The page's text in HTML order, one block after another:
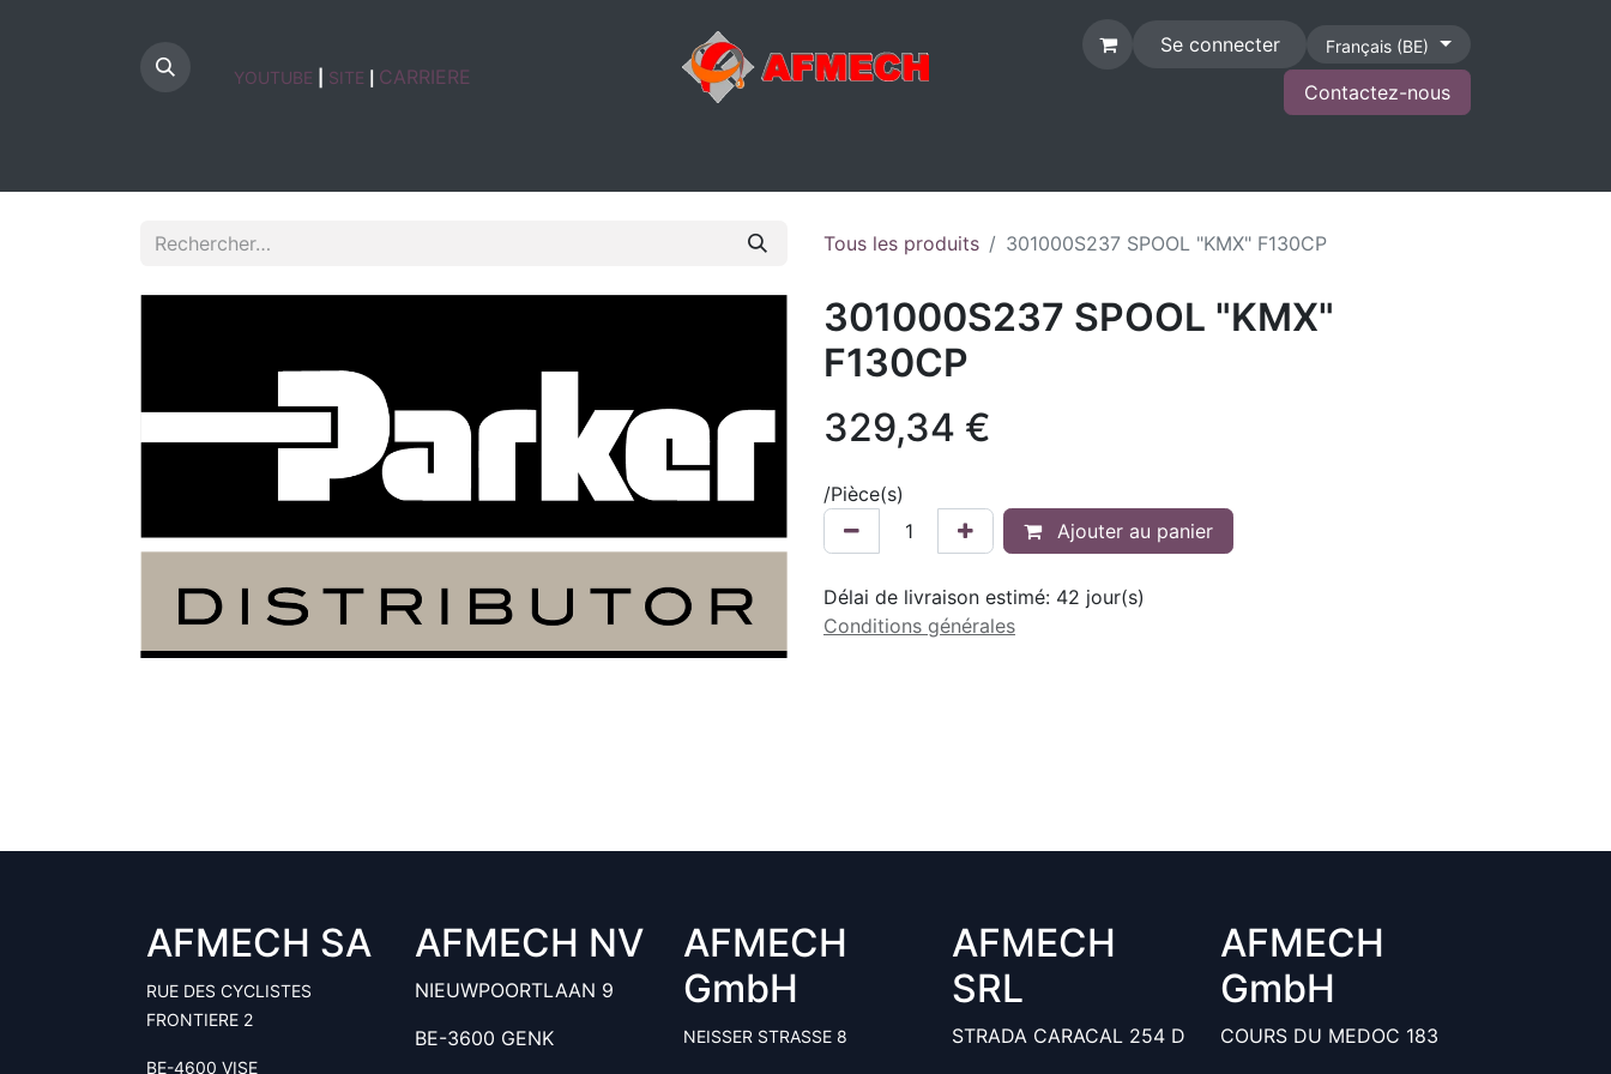
YOUTUBE SITE CARRIERE
Se connecter Français (BE)
Contactez-nous
Tous les produits 301000S237 SPOOL "KMX" F130CP
301000S237 SPOOL "KMX"
F130CP
329,34 €
/Pièce(s)
Ajouter au panier
Délai de livraison estimé: 42 jour(s)
Conditions générales
AFMECH
GmbH
COURS DU MEDOC 183
AFMECH
SRL
STRADA CARACAL 254 D
AFMECH
GmbH
NEISSER STRASSE 8
AFMECH NV
NIEUWPOORTLAAN 9
BE-3600 GENK
AFMECH SA
RUE DES CYCLISTES
FRONTIERE 2
BE-4600 VISE